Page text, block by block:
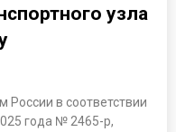
узла
России в соответствии
года № 2465-р,